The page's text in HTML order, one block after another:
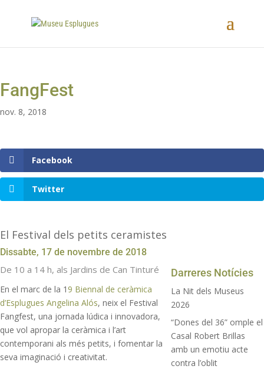
FangFest
nov. 8, 2018
Facebook
Twitter
El Festival dels petits ceramistes
Dissabte, 17 de novembre de 2018
De 10 a 14 h, als Jardins de Can Tinturé
En el marc de la 19 Biennal de ceràmica
d’Esplugues Angelina Alós, neix el Festival
Fangfest, una jornada lúdica i innovadora,
que vol apropar la ceràmica i l’art
contemporani als més petits, i fomentar la
seva imaginació i creativitat.
Darreres Notícies
La Nit dels Museus
2026
“Dones del 36” omple el
Casal Robert Brillas
amb un emotiu acte
contra l’oblit